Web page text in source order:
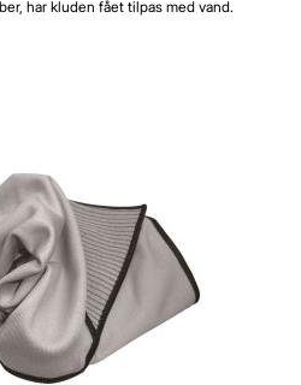
har kluden fået tilpas med vand.